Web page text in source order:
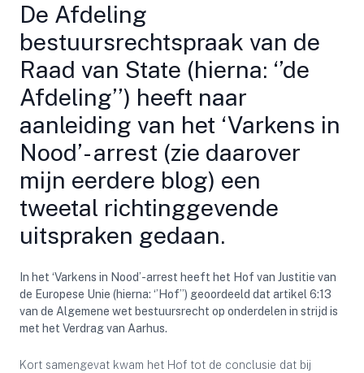
De Afdeling
bestuursrechtspraak van de
Raad van State (hierna: ‘’de
Afdeling’’) heeft naar
aanleiding van het ‘Varkens in
Nood’- arrest (zie daarover
mijn eerdere blog) een
tweetal richtinggevende
uitspraken gedaan.
In het ‘Varkens in Nood’-arrest heeft het Hof van Justitie van
de Europese Unie (hierna: ‘’Hof’’) geoordeeld dat artikel 6:13
van de Algemene wet bestuursrecht op onderdelen in strijd is
met het Verdrag van Aarhus.
Kort samengevat kwam het Hof tot de conclusie dat bij